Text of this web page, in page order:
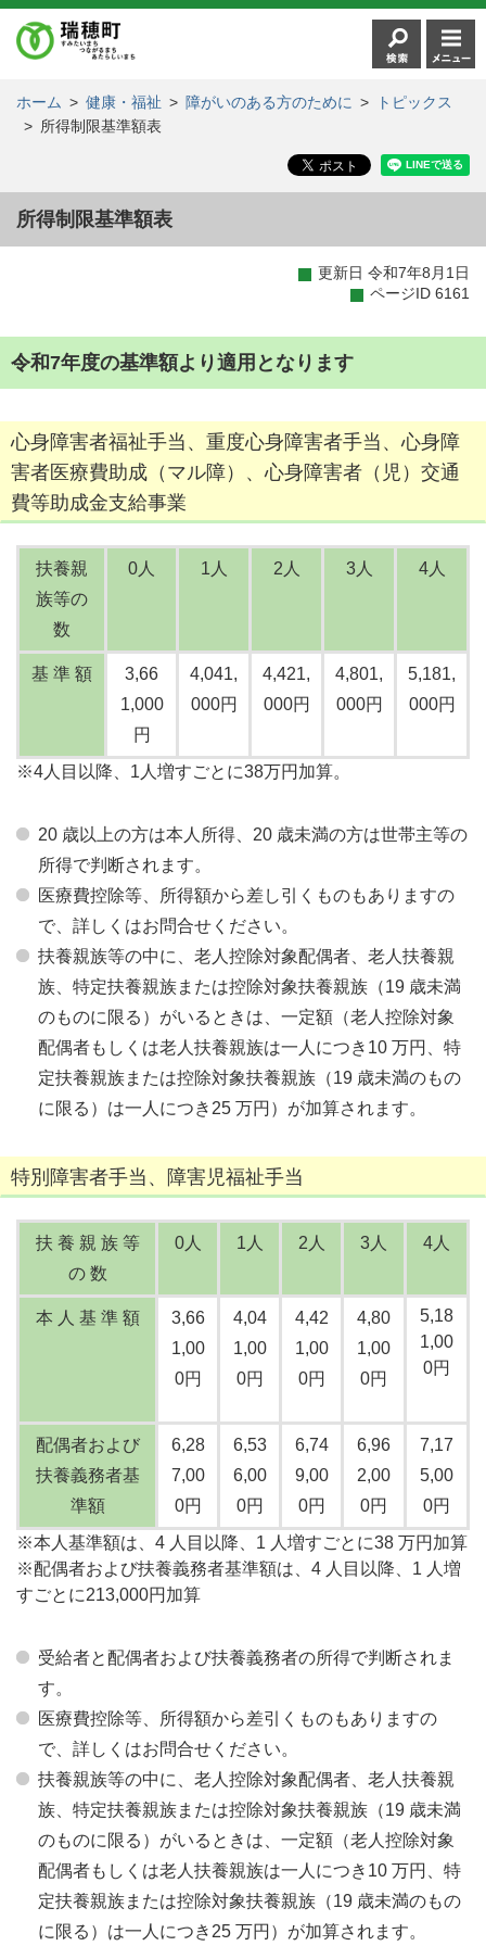
ホーム > 健康・福祉 > 障がいのある方のために >
トピックス
> 所得制限基準額表
所得制限基準額表
更新日 令和7年8月1日
ページID 6161
令和7年度の基準額より適用となります
心身障害者福祉手当、重度心身障害者手当、心身障
害者医療費助成（マル障）、心身障害者（児）交通
費等助成金支給事業
扶養親
族等の
数
0人 1人 2人 3人 4人
基 準 額
3,66
1,000
円
4,041,
000円
4,421,
000円
4,801,
000円
5,181,
000円
※4人目以降、1人増すごとに38万円加算。
20 歳以上の方は本人所得、20 歳未満の方は世帯主等の
所得で判断されます。
医療費控除等、所得額から差し引くものもありますの
で、詳しくはお問合せください。
扶養親族等の中に、老人控除対象配偶者、老人扶養親
族、特定扶養親族または控除対象扶養親族（19 歳未満
のものに限る）がいるときは、一定額（老人控除対象
配偶者もしくは老人扶養親族は一人につき10 万円、特
定扶養親族または控除対象扶養親族（19 歳未満のもの
に限る）は一人につき25 万円）が加算されます。
特別障害者手当、障害児福祉手当
扶 養 親 族 等
の 数
0人 1人 2人 3人 4人
本 人 基 準 額
3,66
1,00
0円
4,04
1,00
0円
4,42
1,00
0円
4,80
1,00
0円
5,18
1,00
0円
配偶者および
扶養義務者基
準額
6,28
7,00
0円
6,53
6,00
0円
6,74
9,00
0円
6,96
2,00
0円
7,17
5,00
0円
※本人基準額は、4 人目以降、1 人増すごとに38 万円加算
※配偶者および扶養義務者基準額は、4 人目以降、1 人増
すごとに213,000円加算
受給者と配偶者および扶養義務者の所得で判断されま
す。
医療費控除等、所得額から差引くものもありますの
で、詳しくはお問合せください。
扶養親族等の中に、老人控除対象配偶者、老人扶養親
族、特定扶養親族または控除対象扶養親族（19 歳未満
のものに限る）がいるときは、一定額（老人控除対象
配偶者もしくは老人扶養親族は一人につき10 万円、特
定扶養親族または控除対象扶養親族（19 歳未満のもの
に限る）は一人につき25 万円）が加算されます。